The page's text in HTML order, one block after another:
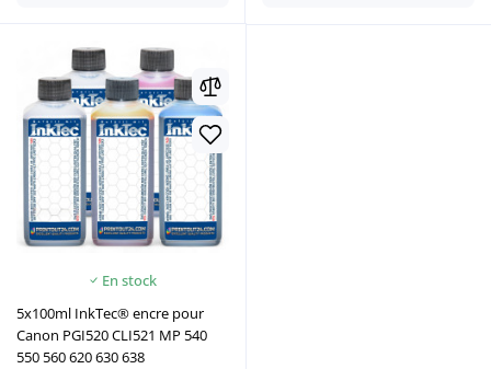
En stock
5x100ml InkTec® encre pour
Canon PGI520 CLI521 MP 540
550 560 620 630 638